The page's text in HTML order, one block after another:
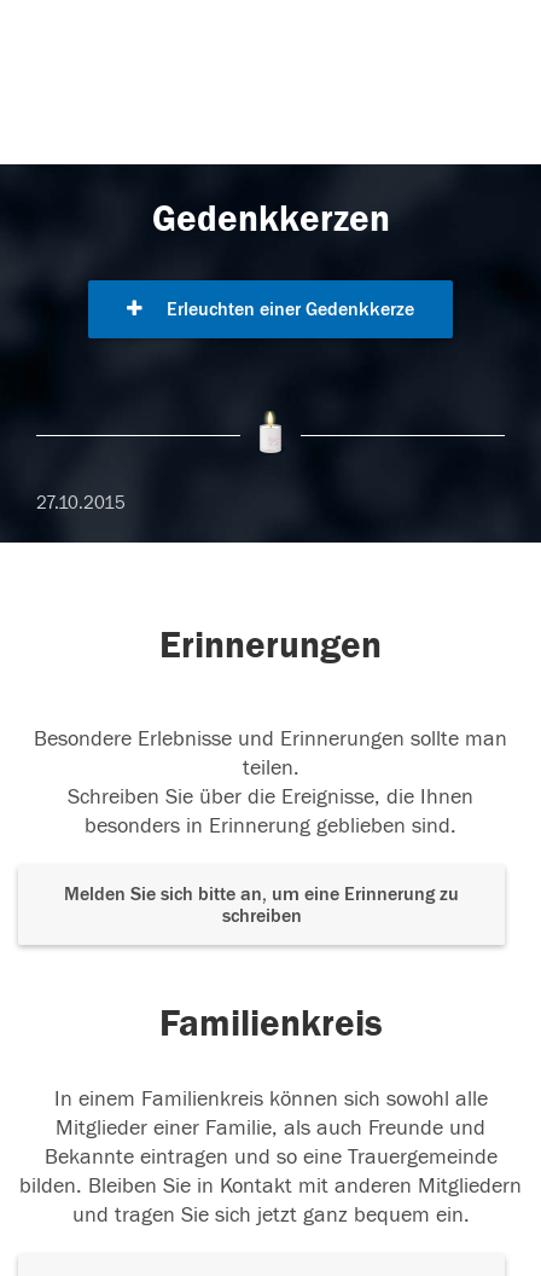
Gedenkkerzen
Erleuchten einer Gedenkkerze
27.10.2015
Erinnerungen
Besondere Erlebnisse und Erinnerungen sollte man
teilen.
Schreiben Sie über die Ereignisse, die Ihnen
besonders in Erinnerung geblieben sind.
Melden Sie sich bitte an, um eine Erinnerung zu
schreiben
Familienkreis
In einem Familienkreis können sich sowohl alle
Mitglieder einer Familie, als auch Freunde und
Bekannte eintragen und so eine Trauergemeinde
bilden. Bleiben Sie in Kontakt mit anderen Mitgliedern
und tragen Sie sich jetzt ganz bequem ein.